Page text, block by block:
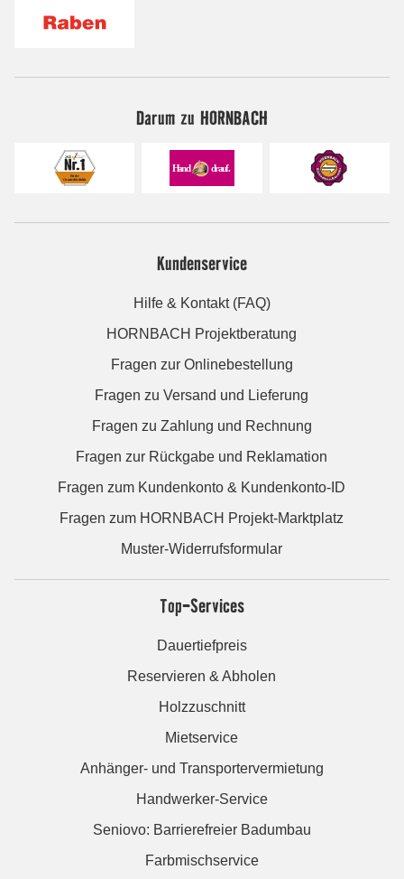
Darum zu HORNBACH
Kundenservice
Hilfe & Kontakt (FAQ)
HORNBACH Projektberatung
Fragen zur Onlinebestellung
Fragen zu Versand und Lieferung
Fragen zu Zahlung und Rechnung
Fragen zur Rückgabe und Reklamation
Fragen zum Kundenkonto & Kundenkonto-ID
Fragen zum HORNBACH Projekt-Marktplatz
Muster-Widerrufsformular
Top-Services
Dauertiefpreis
Reservieren & Abholen
Holzzuschnitt
Mietservice
Anhänger- und Transportervermietung
Handwerker-Service
Seniovo: Barrierefreier Badumbau
Farbmischservice